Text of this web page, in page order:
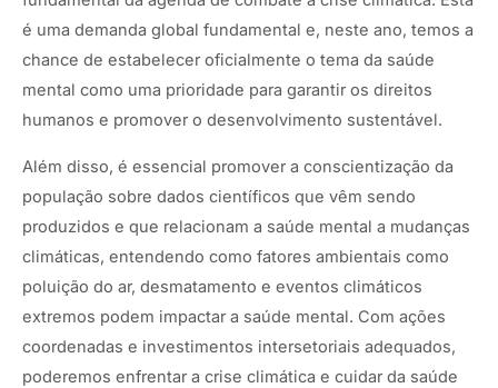
é uma demanda global fundamental e, neste ano, temos a
chance de estabelecer oficialmente o tema da saúde
mental como uma prioridade para garantir os direitos
humanos e promover o desenvolvimento sustentável.
Além disso, é essencial promover a conscientização da
população sobre dados científicos que vêm sendo
produzidos e que relacionam a saúde mental a mudanças
climáticas, entendendo como fatores ambientais como
poluição do ar, desmatamento e eventos climáticos
extremos podem impactar a saúde mental. Com ações
coordenadas e investimentos intersetoriais adequados,
poderemos enfrentar a crise climática e cuidar da saúde